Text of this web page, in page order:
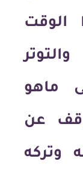
الوقت
ماهو
عن
وتركه